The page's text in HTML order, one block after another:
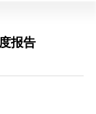
报告